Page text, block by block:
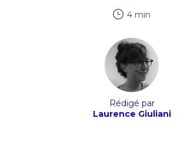
4 min
Rédigé par
Laurence Giuliani